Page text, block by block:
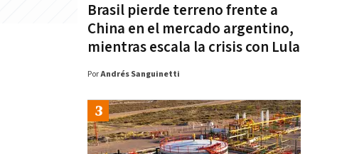
Brasil pierde terreno frente a
China en el mercado argentino,
mientras escala la crisis con Lula
PorAndrés Sanguinetti